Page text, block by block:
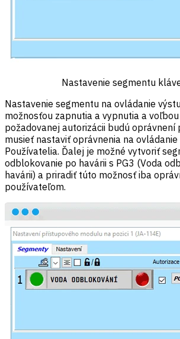
Nastavenie segmentu
Nastavenie segmentu na ovládanie
možnosťou zapnutia a vypnutia a
požadovanej autorizácii budú oprávnení
musieť nastaviť oprávnenia na
Používatelia. Ďalej je možné vytvoriť
odblokovanie po havárii s PG3 (Voda
havárii) a priradiť túto možnosť iba
používateľom.